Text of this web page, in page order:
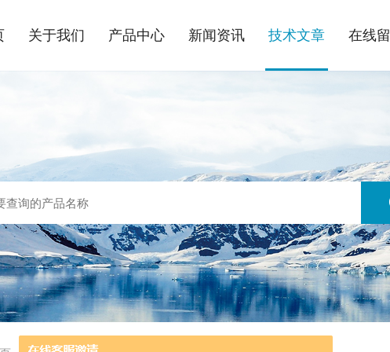
关于我们 产品中心 新闻资讯 技术文章 在线